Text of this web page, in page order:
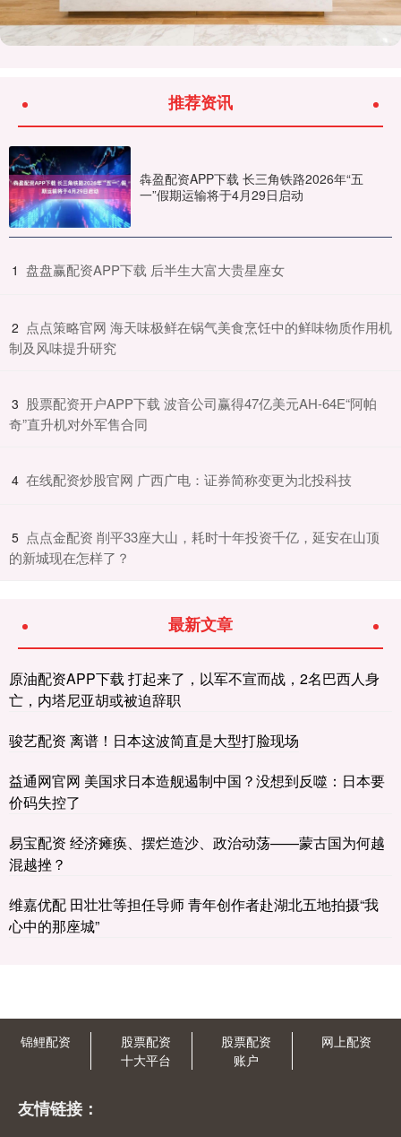
推荐资讯
犇盈配资APP下载 长三角铁路2026年“五
一”假期运输将于4月29日启动
1 ​盘盘赢配资APP下载 后半生大富大贵星座女
2 ​点点策略官网 海天味极鲜在锅气美食烹饪中的鲜味物质作用机
制及风味提升研究
3 ​股票配资开户APP下载 波音公司赢得47亿美元AH-64E“阿帕
奇”直升机对外军售合同
4 ​在线配资炒股官网 广西广电：证券简称变更为北投科技
5 ​点点金配资 削平33座大山，耗时十年投资千亿，延安在山顶
的新城现在怎样了？
最新文章
原油配资APP下载 打起来了，以军不宣而战，2名巴西人身
亡，内塔尼亚胡或被迫辞职
骏艺配资 离谱！日本这波简直是大型打脸现场
益通网官网 美国求日本造舰遏制中国？没想到反噬：日本要
价码失控了
易宝配资 经济瘫痪、摆烂造沙、政治动荡——蒙古国为何越
混越挫？
维嘉优配 田壮壮等担任导师 青年创作者赴湖北五地拍摄“我
心中的那座城”
锦鲤配资
股票配资
十大平台
股票配资
账户
网上配资
友情链接：